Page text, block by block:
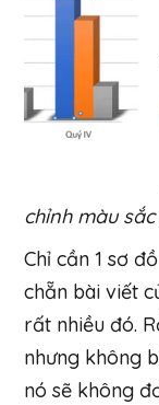
chỉnh màu
Chỉ cần 1 sơ
chẵn bài viết
rất nhiều đó.
nhưng không
nó sẽ không